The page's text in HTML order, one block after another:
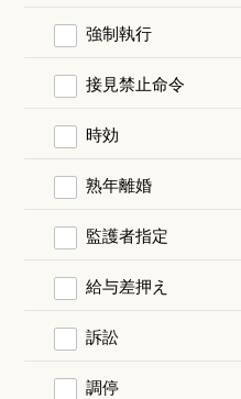
強制執行
接見禁止命令
時効
熟年離婚
監護者指定
給与差押え
訴訟
調停